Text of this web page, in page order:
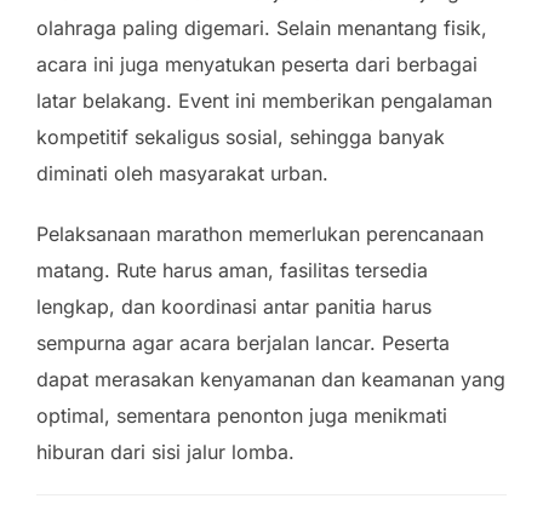
olahraga paling digemari. Selain menantang fisik,
acara ini juga menyatukan peserta dari berbagai
latar belakang. Event ini memberikan pengalaman
kompetitif sekaligus sosial, sehingga banyak
diminati oleh masyarakat urban.
Pelaksanaan marathon memerlukan perencanaan
matang. Rute harus aman, fasilitas tersedia
lengkap, dan koordinasi antar panitia harus
sempurna agar acara berjalan lancar. Peserta
dapat merasakan kenyamanan dan keamanan yang
optimal, sementara penonton juga menikmati
hiburan dari sisi jalur lomba.